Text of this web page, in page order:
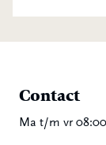
Contact
Ma t/m vr